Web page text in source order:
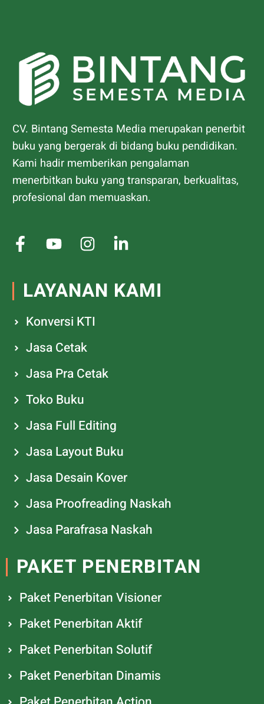
CV. Bintang Semesta Media merupakan penerbit
buku yang bergerak di bidang buku pendidikan.
Kami hadir memberikan pengalaman
menerbitkan buku yang transparan, berkualitas,
profesional dan memuaskan.
LAYANAN KAMI
Konversi KTI
Jasa Cetak
Jasa Pra Cetak
Toko Buku
Jasa Full Editing
Jasa Layout Buku
Jasa Desain Kover
Jasa Proofreading Naskah
Jasa Parafrasa Naskah
PAKET PENERBITAN
Paket Penerbitan Visioner
Paket Penerbitan Aktif
Paket Penerbitan Solutif
Paket Penerbitan Dinamis